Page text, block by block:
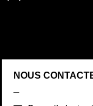
NOUS